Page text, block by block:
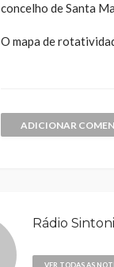
concelho de Santa
O mapa de
ADICIONAR
Rádio
VER TODAS AS